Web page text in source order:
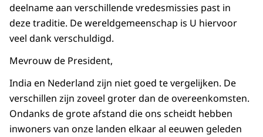
deelname aan verschillende vredesmissies past in
deze traditie. De wereldgemeenschap is U hiervoor
veel dank verschuldigd.
Mevrouw de President,
India en Nederland zijn niet goed te vergelijken. De
verschillen zijn zoveel groter dan de overeenkomsten.
Ondanks de grote afstand die ons scheidt hebben
inwoners van onze landen elkaar al eeuwen geleden